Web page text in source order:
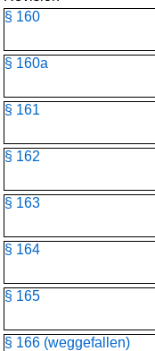
§ 160
§ 160a
§ 161
§ 162
§ 163
§ 164
§ 165
§ 166 (weggefallen)